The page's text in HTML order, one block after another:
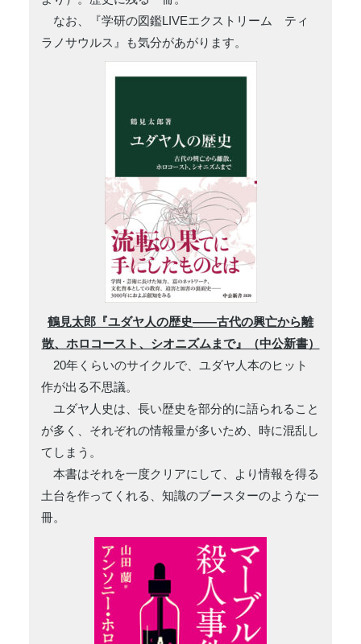
なお、『学研の図鑑LIVEエクストリーム ティ
ラノサウルス』も気分があがります。
鶴見太郎『ユダヤ人の歴史――古代の興亡から離
散、ホロコースト、シオニズムまで』（中公新書）
20年くらいのサイクルで、ユダヤ人本のヒット
作が出る不思議。
ユダヤ人史は、長い歴史を部分的に語られること
が多く、それぞれの情報量が多いため、時に混乱し
てしまう。
本書はそれを一度クリアにして、より情報を得る
土台を作ってくれる、知識のブースターのような一
冊。